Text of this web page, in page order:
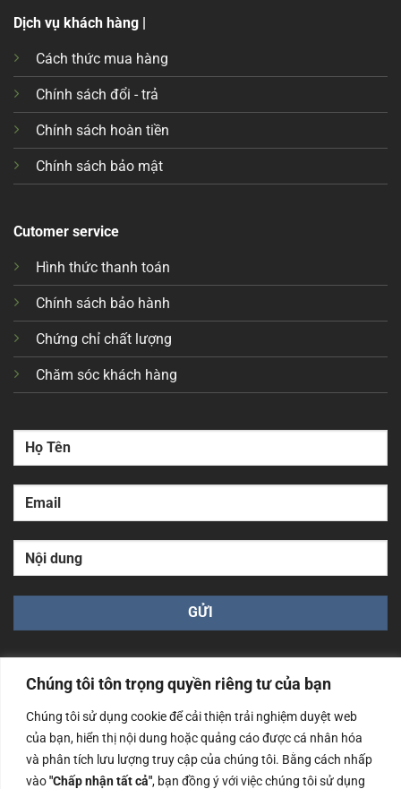
Chúng tôi tôn trọng quyền riêng tư của bạn
Chúng tôi sử dụng cookie để cải thiện trải nghiệm duyệt web
của bạn, hiển thị nội dung hoặc quảng cáo được cá nhân hóa
và phân tích lưu lượng truy cập của chúng tôi. Bằng cách nhấp
vào"Chấp nhận tất cả", bạn đồng ý với việc chúng tôi sử dụng
Dịch vụ khách hàng |
Cách thức mua hàng
Chính sách đổi - trả
Chính sách hoàn tiền
Chính sách bảo mật
Cutomer service
Hình thức thanh toán
Chính sách bảo hành
Chứng chỉ chất lượng
Chăm sóc khách hàng
Công ty TNHH Nam Bình Xương - Số ĐKKD: 0108783483
cấp ngày 14/06/2019 bởi Sở Kế Hoạch và Đầu Tư Tp. Hà
Nội